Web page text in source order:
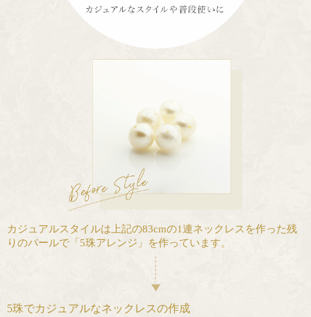
カジュアルスタイルは上記の83cmの1連ネックレスを作った残
りのパールで「5珠アレンジ」を作っています。
5珠でカジュアルなネックレスの作成